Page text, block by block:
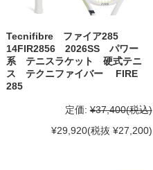
Tecnifibre ファイア285
14FIR2856 2026SS パワー
系 テニスラケット 硬式テニ
ス テクニファイバー FIRE
285
定価: ¥37,400(税込)
¥29,920(税抜 ¥27,200)